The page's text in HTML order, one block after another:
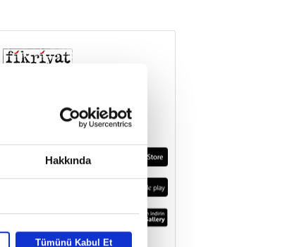
Hakkında
Tümünü Kabul Et